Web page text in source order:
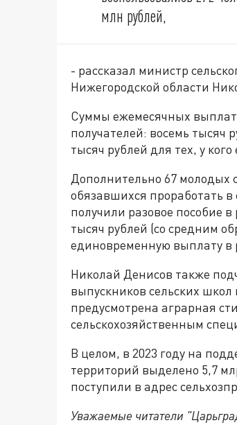
млн рублей,
- рассказал министр
Нижегородской области
Суммы ежемесячных выплат
получателей: восемь тысяч
тысяч рублей для тех, у
Дополнительно 67 молодых
обязавшихся проработать в
получили разовое пособие
тысяч рублей (со средним
единовременную выплату
Николай Денисов также
выпускников сельских
предусмотрена аграрная
сельскохозяйственным
В целом, в 2023 году на
территорий выделено 5,7
поступили в адрес
Уважаемые читатели